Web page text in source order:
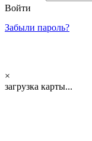
Войти
Забыли пароль?
×
загрузка карты...